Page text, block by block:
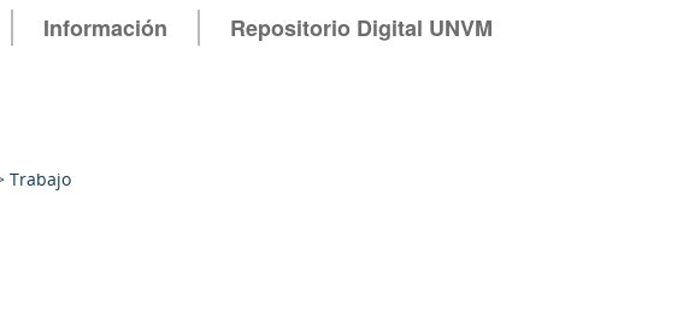
Información Repositorio Digital UNVM
Trabajo